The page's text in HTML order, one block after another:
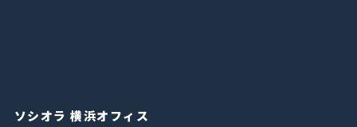
ソシオラ 横浜オフィス